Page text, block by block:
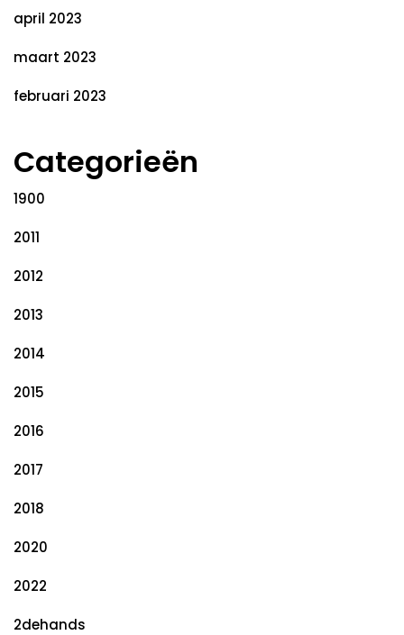
april 2023
maart 2023
februari 2023
Categorieën
1900
2011
2012
2013
2014
2015
2016
2017
2018
2020
2022
2dehands